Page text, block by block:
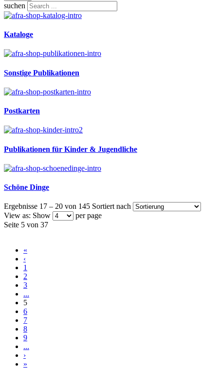
suchen
Kataloge
Sonstige Publikationen
Postkarten
Publikationen für Kinder & Jugendliche
Schöne Dinge
Ergebnisse 17 – 20 von 145 Sortiert nach
View as: Show
per page
Seite 5 von 37
«
‹
1
2
3
...
5
6
7
8
9
...
›
»